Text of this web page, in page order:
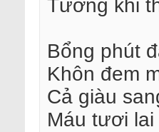
Tưởng khi
Bổng phút
Khôn đem
Cả giàu
Máu tươi